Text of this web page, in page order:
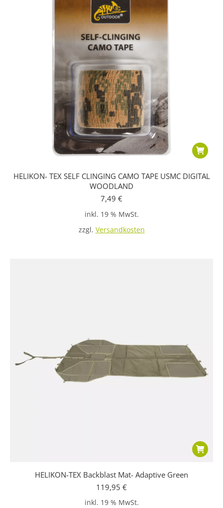
HELIKON- TEX SELF CLINGING CAMO TAPE USMC DIGITAL
WOODLAND
7,49 €
inkl. 19 % MwSt.
zzgl. Versandkosten
HELIKON-TEX Backblast Mat- Adaptive Green
119,95 €
inkl. 19 % MwSt.